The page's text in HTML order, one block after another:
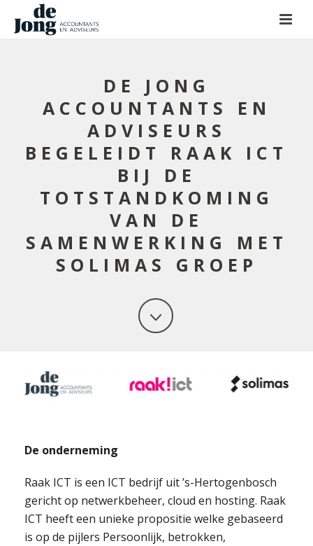
DE JONG
ACCOUNTANTS EN
ADVISEURS
BEGELEIDT RAAK ICT
BIJ DE
TOTSTANDKOMING
VAN DE
SAMENWERKING MET
SOLIMAS GROEP
De onderneming
Raak ICT is een ICT bedrijf uit ’s-Hertogenbosch
gericht op netwerkbeheer, cloud en hosting. Raak
ICT heeft een unieke propositie welke gebaseerd
is op de pijlers Persoonlijk, betrokken,